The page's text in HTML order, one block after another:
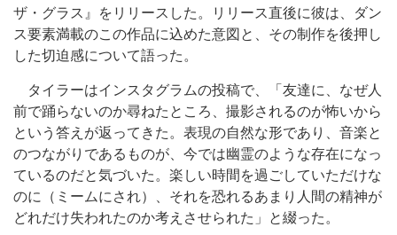
ザ・グラス』をリリースした。リリース直後に彼は、ダン
ス要素満載のこの作品に込めた意図と、その制作を後押し
した切迫感について語った。
タイラーはインスタグラムの投稿で、「友達に、なぜ人
前で踊らないのか尋ねたところ、撮影されるのが怖いから
という答えが返ってきた。表現の自然な形であり、音楽と
のつながりであるものが、今では幽霊のような存在になっ
ているのだと気づいた。楽しい時間を過ごしていただけな
のに（ミームにされ）、それを恐れるあまり人間の精神が
どれだけ失われたのか考えさせられた」と綴った。